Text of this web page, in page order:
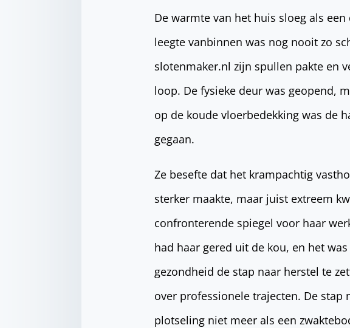
De warmte van het huis sloeg als
leegte vanbinnen was nog nooit zo
slotenmaker.nl zijn spullen pakte en
loop. De fysieke deur was geopend,
op de koude vloerbedekking was de
gegaan.
Ze besefte dat het krampachtig
sterker maakte, maar juist extreem
confronterende spiegel voor haar
had haar gered uit de kou, en het
gezondheid de stap naar herstel te
over professionele trajecten. De stap
plotseling niet meer als een